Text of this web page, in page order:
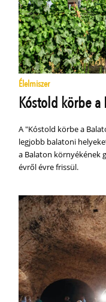
Élelmiszer
Kóstold körbe
A "Kóstold körbe a
legjobb balatoni
a Balaton környékének
évről évre frissül.